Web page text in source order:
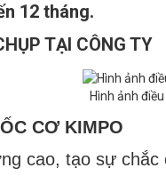
12 tháng.
TẠI CÔNG TY
Hình ảnh
CƠ KIMPO
cao, tạo sự